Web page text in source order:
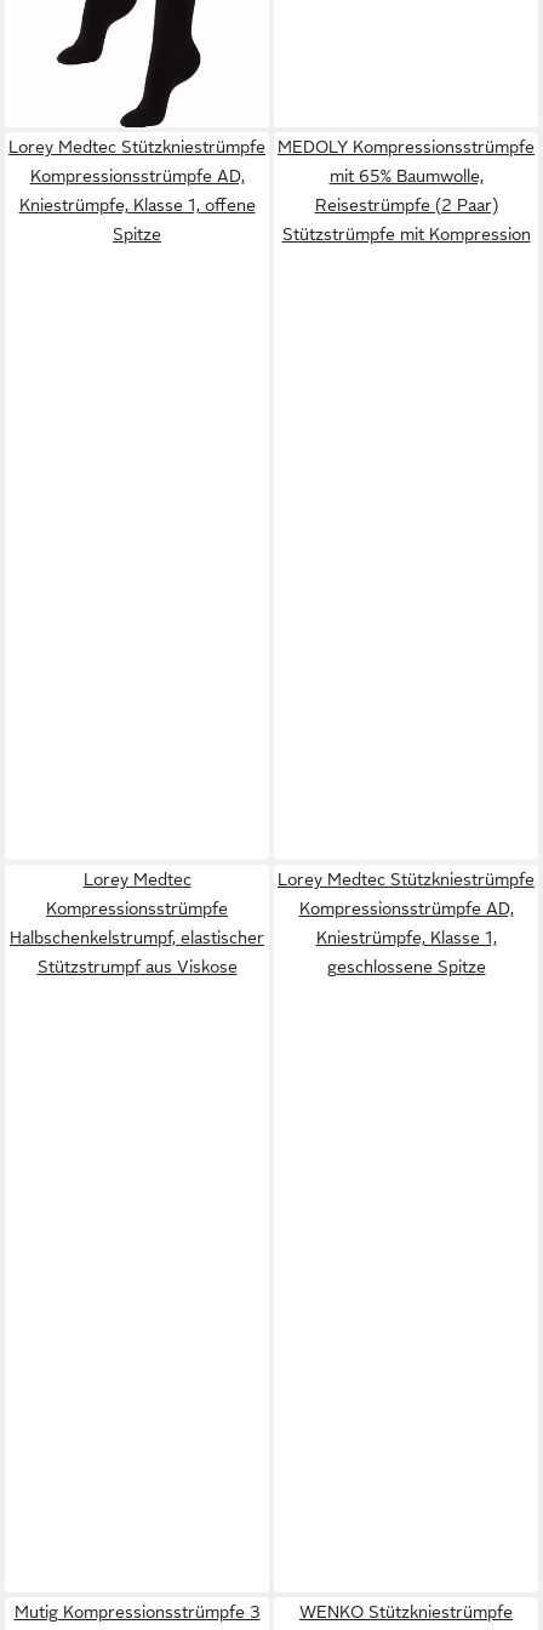
Schwangerschaft
lieferbar - in 1-2 Werktagen bei dir
Lorey Medtec Stützkniestrümpfe
Kompressionsstrümpfe AD,
Kniestrümpfe, Klasse 1, offene
Spitze
MEDOLY Kompressionsstrümpfe
mit 65% Baumwolle,
Reisestrümpfe (2 Paar)
Stützstrümpfe mit Kompression
Lorey Medtec
Kompressionsstrümpfe
Halbschenkelstrumpf, elastischer
Stützstrumpf aus Viskose
Lorey Medtec Stützkniestrümpfe
Kompressionsstrümpfe AD,
Kniestrümpfe, Klasse 1,
geschlossene Spitze
Mutig Kompressionsstrümpfe 3 WENKO Stützkniestrümpfe